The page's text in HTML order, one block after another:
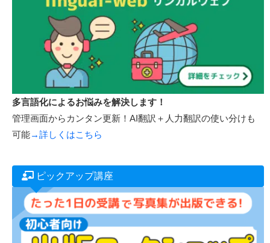
WordPressで会員制サイトが作れる！
オンライン講座機能付きWordPressテンプレート新発売！
詳しくはこちら